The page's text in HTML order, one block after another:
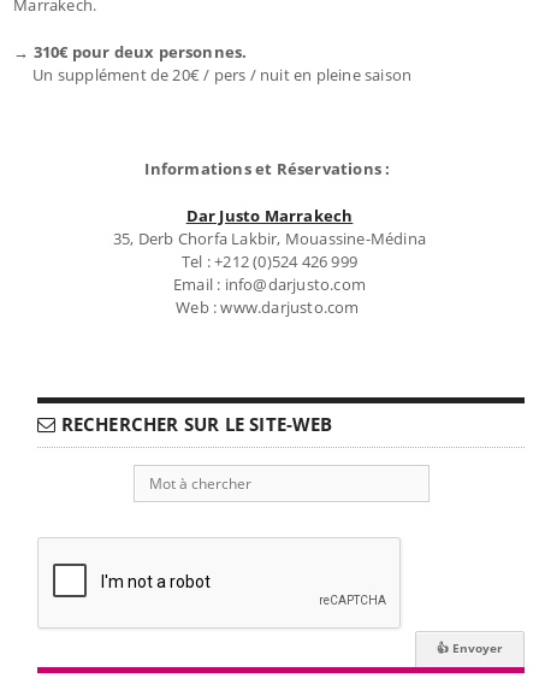
Marrakech.
→ 310€ pour deux personnes.
Un supplément de 20€ / pers / nuit en pleine saison
Informations et Réservations :
Dar Justo Marrakech
35, Derb Chorfa Lakbir, Mouassine-Médina
Tel : +212 (0)524 426 999
Email : info@darjusto.com
Web : www.darjusto.com
RECHERCHER SUR LE SITE-WEB